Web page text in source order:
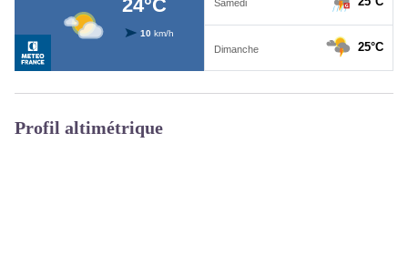
Profil altimétrique